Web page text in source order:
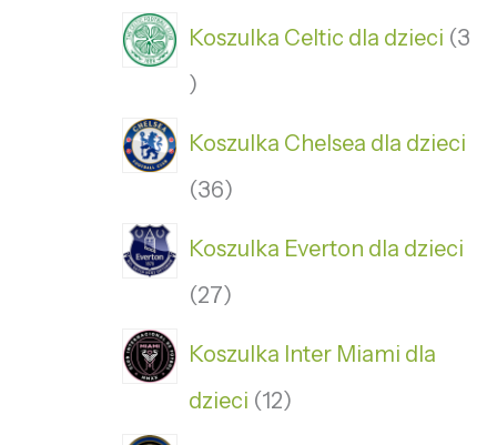
Koszulka Celtic dla dzieci 3
Koszulka Chelsea dla dzieci
36
Koszulka Everton dla dzieci
27
Koszulka Inter Miami dla
dzieci 12